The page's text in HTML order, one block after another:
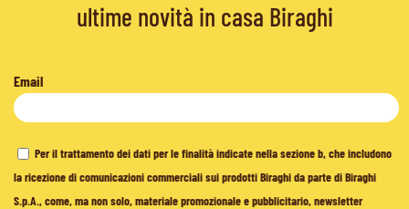
ultime novità in casa Biraghi
Email
Per il trattamento dei dati per le finalità indicate nella sezione b, che includono
la ricezione di comunicazioni commerciali sui prodotti Biraghi da parte di Biraghi
S.p.A., come, ma non solo, materiale promozionale e pubblicitario, newsletter